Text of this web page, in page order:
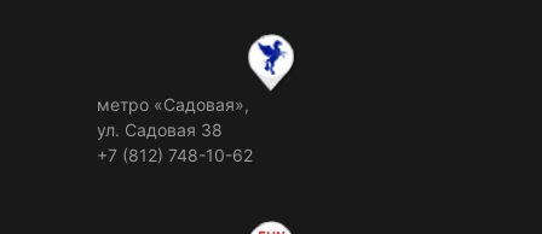
метро «Садовая»,
ул. Садовая 38
+7 (812) 748-10-62